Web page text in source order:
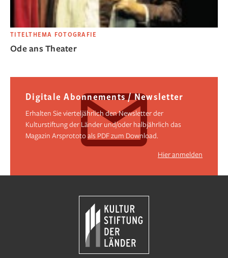
TITELTHEMA FOTOGRAFIE
Ode ans Theater
Digitale Abonnements / Newsletter
Erhalten Sie vierteljährlich den Newsletter der
Kulturstiftung der Länder und/oder halbjährlich das
Magazin Arsprototo als PDF zum Download.
Hier anmelden